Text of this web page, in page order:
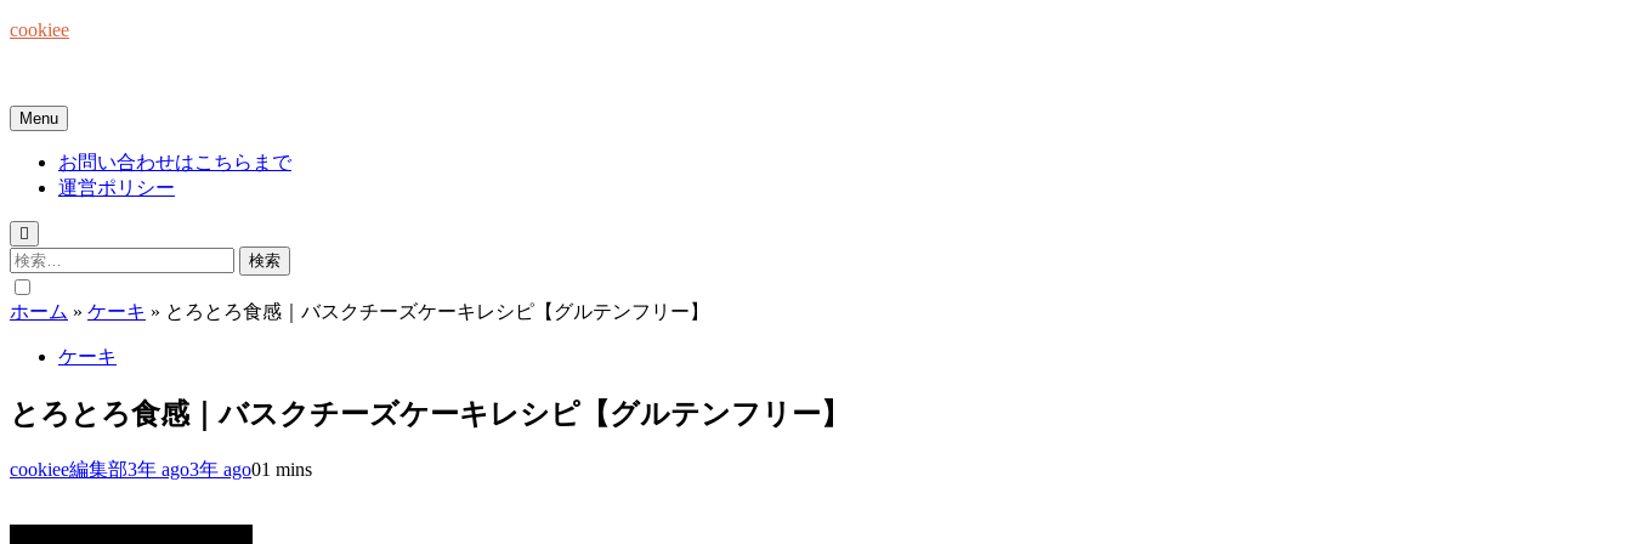
Skip
cookiee
Menu
お問い合わせはこちらまで
運営ポリシー
検
索:
ホーム » ケーキ » とろとろ食感｜バスクチーズケーキレシピ【グルテンフリー】
ケーキ
とろとろ食感｜バスクチーズケーキレシピ【グルテンフリー】
cookiee編集部3年 ago3年 ago01 mins